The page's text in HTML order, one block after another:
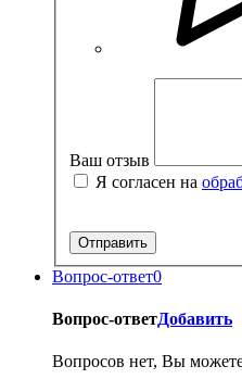
Ваш отзыв
Я согласен на
Вопрос-ответ0
Вопрос-ответДобавить
Вопросов нет, Вы